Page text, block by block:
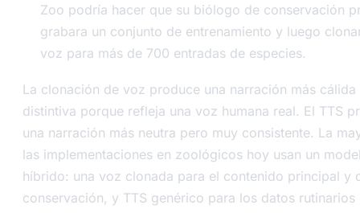
Zoo podría hacer que su biólogo de conservación
grabara un conjunto de entrenamiento y luego
voz para más de 700 entradas de especies.
La clonación de voz produce una narración más cálida
distintiva porque refleja una voz humana real. El TTS
una narración más neutra pero muy consistente. La
las implementaciones en zoológicos hoy usan un
híbrido: una voz clonada para el contenido principal y
conservación, y TTS genérico para los datos rutinarios